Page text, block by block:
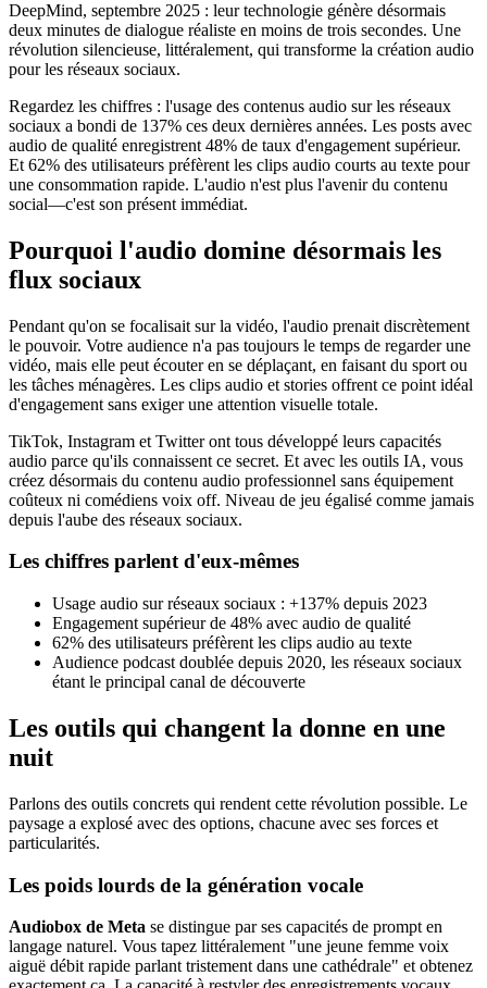
DeepMind, septembre 2025 : leur technologie génère désormais
deux minutes de dialogue réaliste en moins de trois secondes. Une
révolution silencieuse, littéralement, qui transforme la création audio
pour les réseaux sociaux.
Regardez les chiffres : l'usage des contenus audio sur les réseaux
sociaux a bondi de 137% ces deux dernières années. Les posts avec
audio de qualité enregistrent 48% de taux d'engagement supérieur.
Et 62% des utilisateurs préfèrent les clips audio courts au texte pour
une consommation rapide. L'audio n'est plus l'avenir du contenu
social—c'est son présent immédiat.
Pourquoi l'audio domine désormais les
flux sociaux
Pendant qu'on se focalisait sur la vidéo, l'audio prenait discrètement
le pouvoir. Votre audience n'a pas toujours le temps de regarder une
vidéo, mais elle peut écouter en se déplaçant, en faisant du sport ou
les tâches ménagères. Les clips audio et stories offrent ce point idéal
d'engagement sans exiger une attention visuelle totale.
TikTok, Instagram et Twitter ont tous développé leurs capacités
audio parce qu'ils connaissent ce secret. Et avec les outils IA, vous
créez désormais du contenu audio professionnel sans équipement
coûteux ni comédiens voix off. Niveau de jeu égalisé comme jamais
depuis l'aube des réseaux sociaux.
Les chiffres parlent d'eux-mêmes
Usage audio sur réseaux sociaux : +137% depuis 2023
Engagement supérieur de 48% avec audio de qualité
62% des utilisateurs préfèrent les clips audio au texte
Audience podcast doublée depuis 2020, les réseaux sociaux
étant le principal canal de découverte
Les outils qui changent la donne en une
nuit
Parlons des outils concrets qui rendent cette révolution possible. Le
paysage a explosé avec des options, chacune avec ses forces et
particularités.
Les poids lourds de la génération vocale
Audiobox de Meta se distingue par ses capacités de prompt en
langage naturel. Vous tapez littéralement "une jeune femme voix
aiguë débit rapide parlant tristement dans une cathédrale" et obtenez